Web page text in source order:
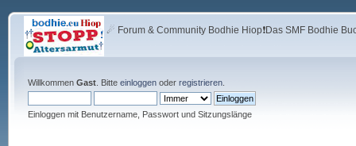
☄ Forum & Community Bodhie Hiop❗Das SMF Bodhie
Willkommen Gast. Bitte einloggenoder registrieren.
Einloggen mit Benutzername, Passwort und Sitzungslänge